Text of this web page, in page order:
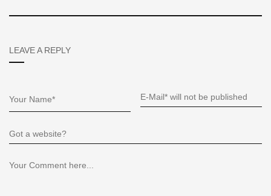
LEAVE A REPLY